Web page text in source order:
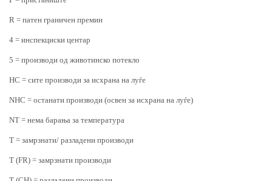
R = патен граничен премин
4 = инспекциски центар
5 = производи од животинско потекло
HC = сите производи за исхрана на луѓе
NHC = останати производи (освен за исхрана на луѓе)
NT = нема барања за температура
Т = замрзнати/ разладени производи
Т (FR) = замрзнати производи